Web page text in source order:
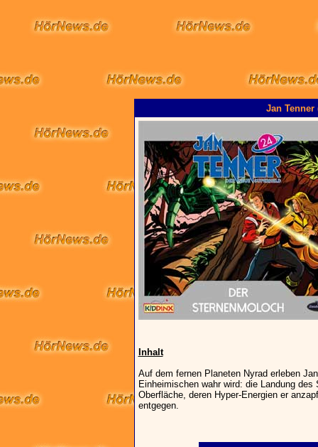
Jan
Inhalt
Auf dem fernen Planeten Nyrad erleben
Einheimischen wahr wird: die Landung
Oberfläche, deren Hyper-Energien er
entgegen.